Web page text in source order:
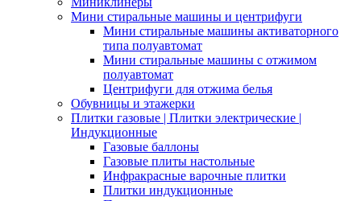
Мини стиральные машины и центрифуги
Мини стиральные машины активаторного
типа полуавтомат
Мини стиральные машины с отжимом
полуавтомат
Центрифуги для отжима белья
Обувницы и этажерки
Плитки газовые | Плитки электрические |
Индукционные
Газовые баллоны
Газовые плиты настольные
Инфракрасные варочные плитки
Плитки индукционные